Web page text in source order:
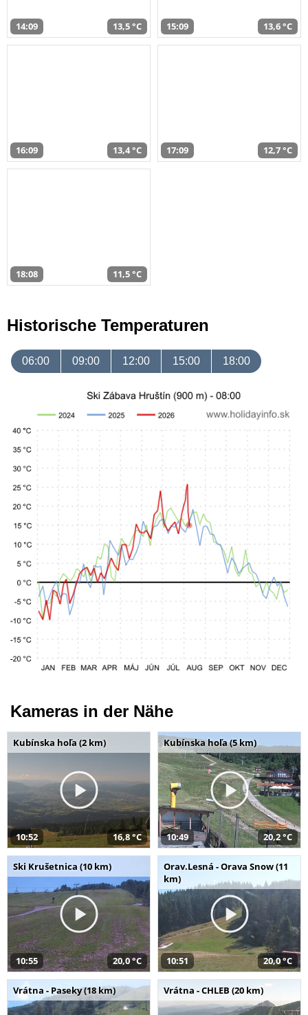
14:09 13,5 °C 15:09 13,6 °C
16:09 13,4 °C 17:09 12,7 °C
18:08 11,5 °C
Historische Temperaturen
06:00 09:00 12:00 15:00 18:00
Kameras in der Nähe
Kubínska hoľa (2 km)
10:52 16,8 °C
Kubínska hoľa (5 km)
10:49 20,2 °C
Ski Krušetnica (10 km)
10:55 20,0 °C
Orav.Lesná - Orava Snow (11
km)
10:51 20,0 °C
Vrátna - Paseky (18 km) Vrátna - CHLEB (20 km)